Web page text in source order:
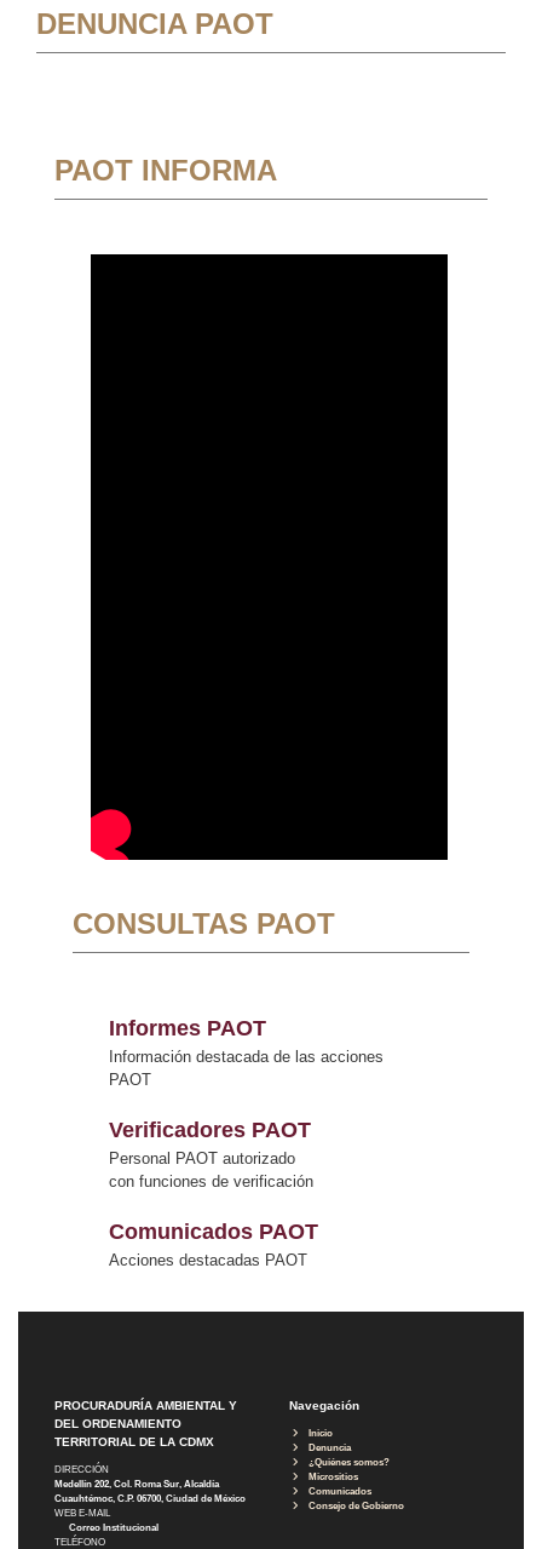
DENUNCIA PAOT
PAOT INFORMA
CONSULTAS PAOT
Informes PAOT
Información destacada de las acciones
PAOT
Verificadores PAOT
Personal PAOT autorizado
con funciones de verificación
Comunicados PAOT
Acciones destacadas PAOT
PROCURADURÍA AMBIENTAL Y
DEL ORDENAMIENTO
TERRITORIAL DE LA CDMX
DIRECCIÓN
Medellín 202, Col. Roma Sur, Alcaldía
Cuauhtémoc, C.P. 06700, Ciudad de México
WEB E-MAIL
Correo Institucional
TELÉFONO
Navegación
Inicio
Denuncia
¿Quiénes somos?
Micrositios
Comunicados
Consejo de Gobierno